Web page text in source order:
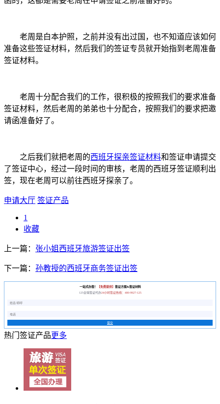
老周是白本护照，之前并没有出过国，也不知道应该如何
准备这些签证材料，然后我们的签证专员就开始指到老周准备
签证材料。
老周十分配合我们的工作，很积极的按照我们的要求准备
签证材料，然后老周的弟弟也十分配合，按照我们的要求把邀
请函准备好了。
之后我们就把老周的西班牙探亲签证材料和签证申请提交
了签证中心，经过一段时间的审核，老周的西班牙签证顺利出
签，现在老周可以前往西班牙探亲了。
申请大厅 签证产品
1
收藏
上一篇： 张小姐西班牙旅游签证出签
下一篇： 孙教授的西班牙商务签证出签
一站式办签！ 【免费提供】 签证方案&签证材料
125全球签证代办24小时签证热线：400-9927-125
提交
热门签证产品更多